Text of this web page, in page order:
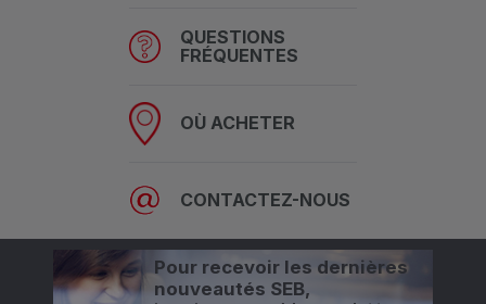
QUESTIONS
FRÉQUENTES
OÙ ACHETER
CONTACTEZ-NOUS
Pour recevoir les dernières
nouveautés SEB,